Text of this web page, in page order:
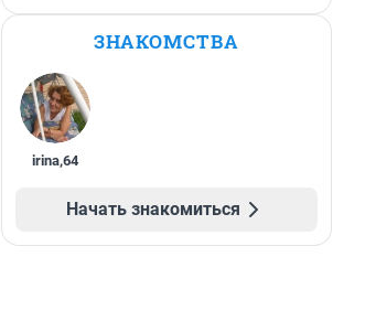
ЗНАКОМСТВА
irina,64
Начать знакомиться